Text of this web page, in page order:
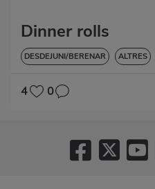
Dinner rolls
DESDEJUNI/BERENAR ALTRES
4 0